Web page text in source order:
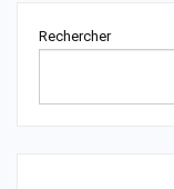
Rechercher